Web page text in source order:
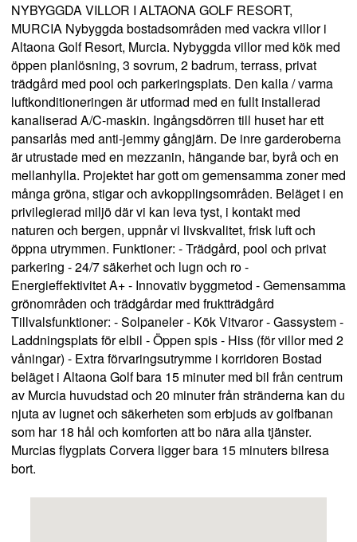
NYBYGGDA VILLOR I ALTAONA GOLF RESORT,
MURCIA Nybyggda bostadsområden med vackra villor i
Altaona Golf Resort, Murcia. Nybyggda villor med kök med
öppen planlösning, 3 sovrum, 2 badrum, terrass, privat
trädgård med pool och parkeringsplats. Den kalla / varma
luftkonditioneringen är utformad med en fullt installerad
kanaliserad A/C-maskin. Ingångsdörren till huset har ett
pansarlås med anti-jemmy gångjärn. De inre garderoberna
är utrustade med en mezzanin, hängande bar, byrå och en
mellanhylla. Projektet har gott om gemensamma zoner med
många gröna, stigar och avkopplingsområden. Beläget i en
privilegierad miljö där vi kan leva tyst, i kontakt med
naturen och bergen, uppnår vi livskvalitet, frisk luft och
öppna utrymmen. Funktioner: - Trädgård, pool och privat
parkering - 24/7 säkerhet och lugn och ro -
Energieffektivitet A+ - Innovativ byggmetod - Gemensamma
grönområden och trädgårdar med fruktträdgård
Tillvalsfunktioner: - Solpaneler - Kök Vitvaror - Gassystem -
Laddningsplats för elbil - Öppen spis - Hiss (för villor med 2
våningar) - Extra förvaringsutrymme i korridoren Bostad
beläget i Altaona Golf bara 15 minuter med bil från centrum
av Murcia huvudstad och 20 minuter från stränderna kan du
njuta av lugnet och säkerheten som erbjuds av golfbanan
som har 18 hål och komforten att bo nära alla tjänster.
Murcias flygplats Corvera ligger bara 15 minuters bilresa
bort.